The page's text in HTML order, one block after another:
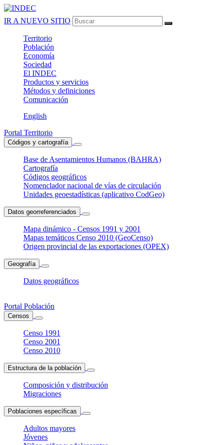
IR A NUEVO SITIO
Territorio
Población
Economía
Sociedad
El INDEC
Productos y servicios
Métodos y definiciones
Comunicación
English
Portal Territorio
Códigos y cartografía
Base de Asentamientos Humanos (BAHRA)
Cartografía
Códigos geográficos
Nomenclador nacional de vías de circulación
Unidades geoestadísticas (aplicativo CodGeo)
Datos georreferenciados
Mapa dinámico - Censos 1991 y 2001
Mapas temáticos Censo 2010 (GeoCenso)
Origen provincial de las exportaciones (OPEX)
Geografía
Datos geográficos
Portal Población
Censos
Censo 1991
Censo 2001
Censo 2010
Estructura de la población
Composición y distribución
Migraciones
Poblaciones específicas
Adultos mayores
Jóvenes